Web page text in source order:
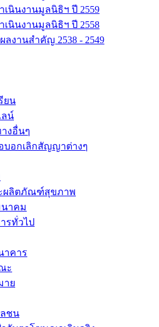
เนินงานมูลนิธิฯ ปี 2559
เนินงานมูลนิธิฯ ปี 2558
ลงานสำคัญ 2538 - 2549
ยน
ลน์
งอื่นๆ
บอกเลิกสัญญาต่างๆ
ผลิตภัณฑ์สุขภาพ
าคม
รทั่วไป
าคาร
ะ
าย
ชน